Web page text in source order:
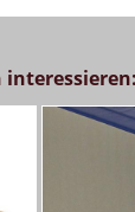
interessieren: